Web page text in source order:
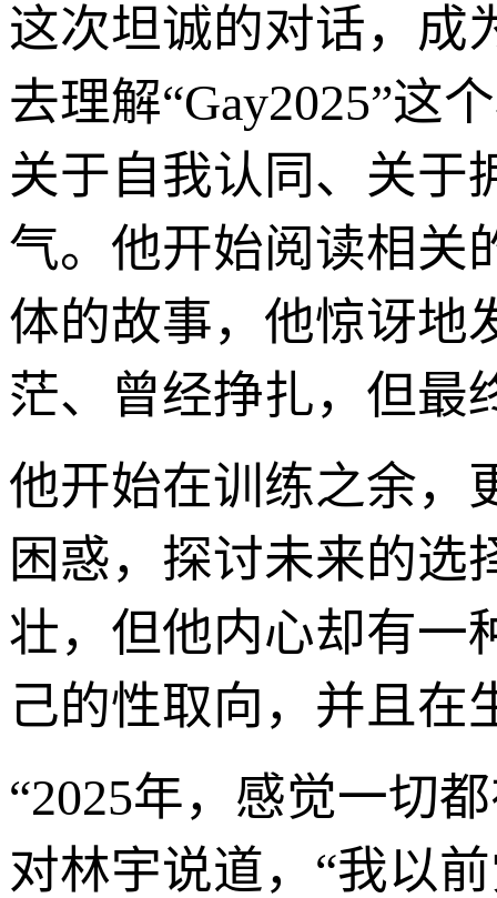
这次坦诚的对话，成
去理解“Gay2025”这
关于自我认同、关于
气。他开始阅读相关
体的故事，他惊讶地
茫、曾经挣扎，但最
他开始在训练之余，
困惑，探讨未来的选
壮，但他内心却有一
己的性取向，并且在
“2025年，感觉一切
对林宇说道，“我以